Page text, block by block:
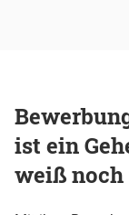
ist ein
weiß